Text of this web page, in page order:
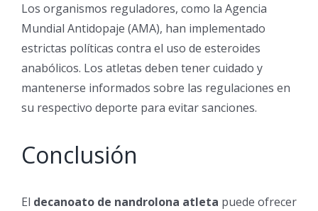
Los organismos reguladores, como la Agencia
Mundial Antidopaje (AMA), han implementado
estrictas políticas contra el uso de esteroides
anabólicos. Los atletas deben tener cuidado y
mantenerse informados sobre las regulaciones en
su respectivo deporte para evitar sanciones.
Conclusión
El decanoato de nandrolona atleta puede ofrecer